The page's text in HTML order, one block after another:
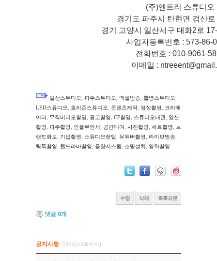
(주)엔트리 스튜디오
경기도 파주시 탄현면 검산
경기 고양시 일산서구 대화2로
사업자등록번호 : 573-86-
전화번호 : 010-9061-
이메일 :
일산스튜디오, 파주스튜디오, 엑셀방송, 촬영스튜디오,
LED스튜디오, 호리존스튜디오, 콘텐츠제작, 영상촬영, 크리에
이터, 뮤직비디오촬영, 광고촬영, CF촬영, 스튜디오대관, 일산
촬영, 파주촬영, 인플루언서, 공간대여, 사진촬영, 세트촬영, 브
랜드화보 , 기업촬영, 스튜디오렌탈, 유튜버촬영, 라이브방송,
틱톡촬영, 웹드라마촬영, 음향시스템, 조명설치, 영화촬영
수정 삭제 목록으로
댓글 0개
공지사항 54개(2/3페이지)